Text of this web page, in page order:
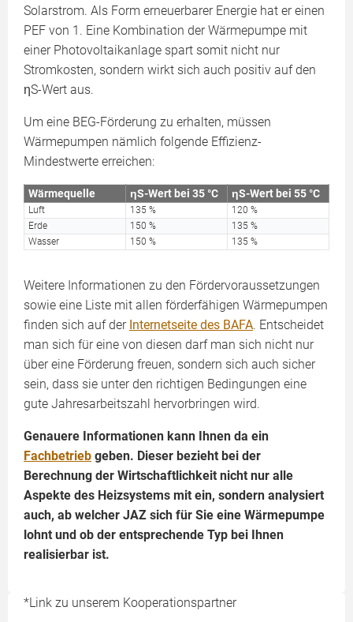
Solarstrom. Als Form erneuerbarer Energie hat er einen
PEF von 1. Eine Kombination der Wärmepumpe mit
einer Photovoltaikanlage spart somit nicht nur
Stromkosten, sondern wirkt sich auch positiv auf den
ηS-Wert aus.
Um eine BEG-Förderung zu erhalten, müssen
Wärmepumpen nämlich folgende Effizienz-
Mindestwerte erreichen:
Wärmequelle ηS-Wert bei 35 °C ηS-Wert bei 55 °C
Luft 135 %
120 %
Erde
150 %
135 %
Wasser
150 % 135 %
Weitere Informationen zu den Fördervoraussetzungen
sowie eine Liste mit allen förderfähigen Wärmepumpen
finden sich auf der Internetseite des BAFA. Entscheidet
man sich für eine von diesen darf man sich nicht nur
über eine Förderung freuen, sondern sich auch sicher
sein, dass sie unter den richtigen Bedingungen eine
gute Jahresarbeitszahl hervorbringen wird.
Genauere Informationen kann Ihnen da ein
Fachbetrieb geben. Dieser bezieht bei der
Berechnung der Wirtschaftlichkeit nicht nur alle
Aspekte des Heizsystems mit ein, sondern analysiert
auch, ab welcher JAZ sich für Sie eine Wärmepumpe
lohnt und ob der entsprechende Typ bei Ihnen
realisierbar ist.
*Link zu unserem Kooperationspartner